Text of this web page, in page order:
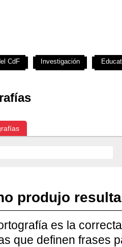
produjo
es la
que definen frases
CdF Investigación